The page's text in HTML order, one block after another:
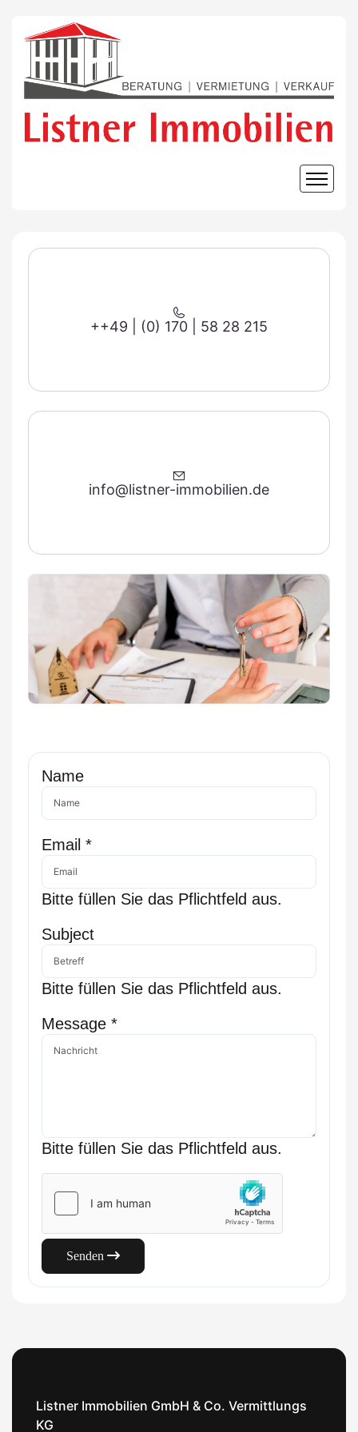
++49 | (0) 170 | 58 28 215
info@listner-immobilien.de
Name
Email *
Bitte füllen Sie das Pflichtfeld aus.
Subject
Bitte füllen Sie das Pflichtfeld aus.
Message *
Bitte füllen Sie das Pflichtfeld aus.
Senden
Listner Immobilien GmbH & Co. Vermittlungs
KG